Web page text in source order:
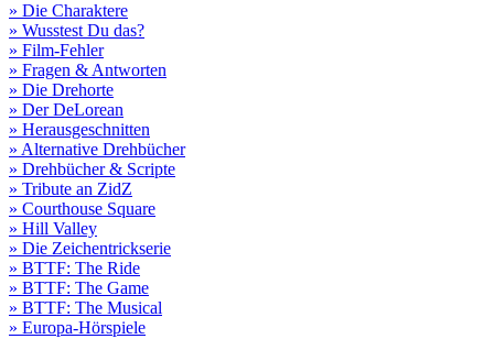
» Die Charaktere
» Wusstest Du das?
» Film-Fehler
» Fragen & Antworten
» Die Drehorte
» Der DeLorean
» Herausgeschnitten
» Alternative Drehbücher
» Drehbücher & Scripte
» Tribute an ZidZ
» Courthouse Square
» Hill Valley
» Die Zeichentrickserie
» BTTF: The Ride
» BTTF: The Game
» BTTF: The Musical
» Europa-Hörspiele